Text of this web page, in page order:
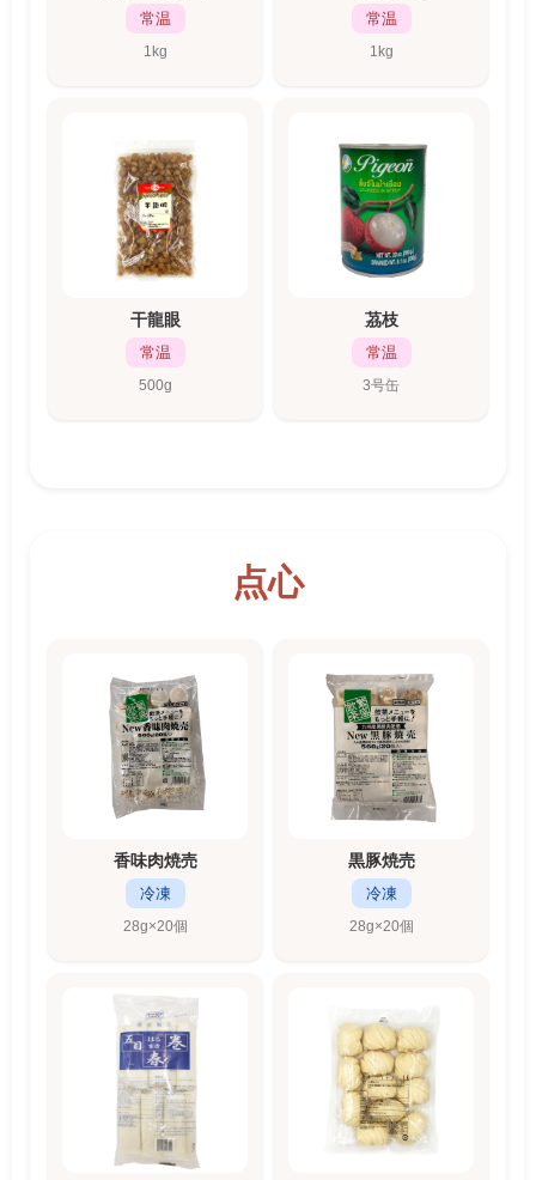
常温
1kg
常温
1kg
干龍眼
常温
500g
茘枝
常温
3号缶
点心
香味肉焼売
冷凍
28g×20個
黒豚焼売
冷凍
28g×20個